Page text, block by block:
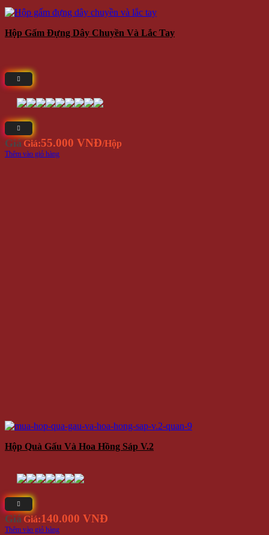
Hộp Gấm Đựng Dây Chuyền Và Lắc Tay
Giá Giá:55.000 VNĐ/Hộp
Thêm vào giỏ hàng
Hộp Quà Gấu Và Hoa Hồng Sáp V.2
Giá Giá:140.000 VNĐ
Thêm vào giỏ hàng